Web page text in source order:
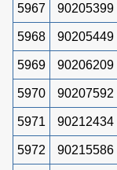
5967 90205399
5968 90205449
5969 90206209
5970 90207592
5971 90212434
5972 90215586